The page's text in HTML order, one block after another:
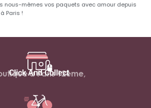
nous-mêmes vos paquets avec amour depuis
Paris !
Click And Collect
à Paris 12ème,